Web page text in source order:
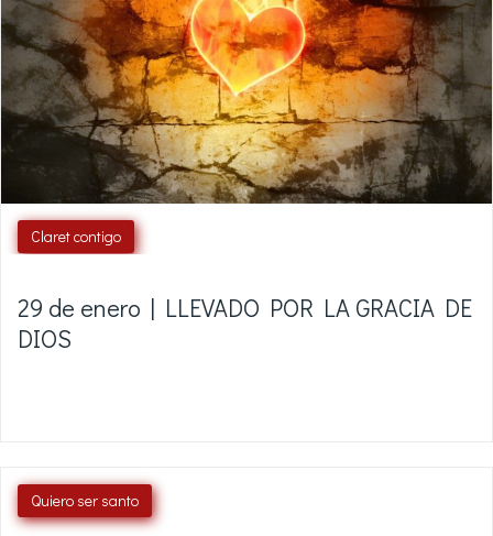
Claret contigo
29 de enero | LLEVADO POR LA GRACIA DE
DIOS
Quiero ser santo